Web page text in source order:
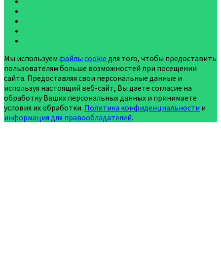
Мы используем файлы cookie для того, чтобы предоставить
пользователям больше возможностей при посещении
сайта. Предоставляя свои персональные данные и
используя настоящий веб-сайт, Вы даете согласие на
обработку Ваших персональных данных и принимаете
условия их обработки. Политика конфиденциальности и
информация для правообладателей.